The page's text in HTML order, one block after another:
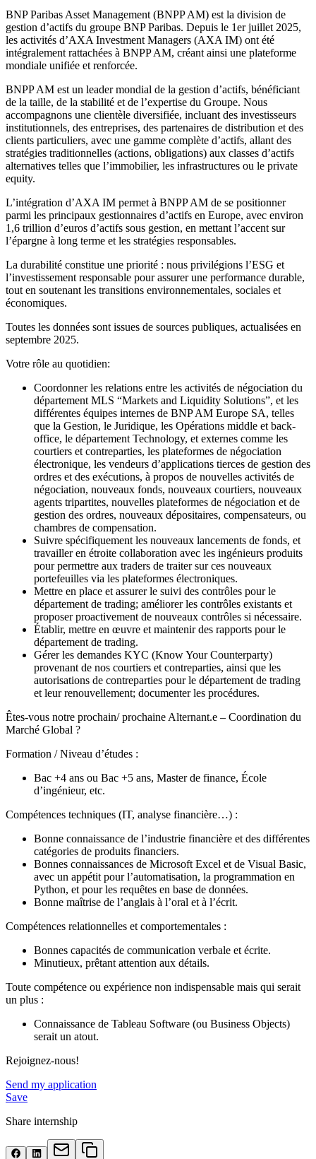
BNP Paribas Asset Management (BNPP AM) est la division de
gestion d’actifs du groupe BNP Paribas. Depuis le 1er juillet 2025,
les activités d’AXA Investment Managers (AXA IM) ont été
intégralement rattachées à BNPP AM, créant ainsi une plateforme
mondiale unifiée et renforcée.
BNPP AM est un leader mondial de la gestion d’actifs, bénéficiant
de la taille, de la stabilité et de l’expertise du Groupe. Nous
accompagnons une clientèle diversifiée, incluant des investisseurs
institutionnels, des entreprises, des partenaires de distribution et des
clients particuliers, avec une gamme complète d’actifs, allant des
stratégies traditionnelles (actions, obligations) aux classes d’actifs
alternatives telles que l’immobilier, les infrastructures ou le private
equity.
L’intégration d’AXA IM permet à BNPP AM de se positionner
parmi les principaux gestionnaires d’actifs en Europe, avec environ
1,6 trillion d’euros d’actifs sous gestion, en mettant l’accent sur
l’épargne à long terme et les stratégies responsables.
La durabilité constitue une priorité : nous privilégions l’ESG et
l’investissement responsable pour assurer une performance durable,
tout en soutenant les transitions environnementales, sociales et
économiques.
Toutes les données sont issues de sources publiques, actualisées en
septembre 2025.
Votre rôle au quotidien:
Coordonner les relations entre les activités de négociation du
département MLS “Markets and Liquidity Solutions”, et les
différentes équipes internes de BNP AM Europe SA, telles
que la Gestion, le Juridique, les Opérations middle et back-
office, le département Technology, et externes comme les
courtiers et contreparties, les plateformes de négociation
électronique, les vendeurs d’applications tierces de gestion des
ordres et des exécutions, à propos de nouvelles activités de
négociation, nouveaux fonds, nouveaux courtiers, nouveaux
agents tripartites, nouvelles plateformes de négociation et de
gestion des ordres, nouveaux dépositaires, compensateurs, ou
chambres de compensation.
Suivre spécifiquement les nouveaux lancements de fonds, et
travailler en étroite collaboration avec les ingénieurs produits
pour permettre aux traders de traiter sur ces nouveaux
portefeuilles via les plateformes électroniques.
Mettre en place et assurer le suivi des contrôles pour le
département de trading; améliorer les contrôles existants et
proposer proactivement de nouveaux contrôles si nécessaire.
Établir, mettre en œuvre et maintenir des rapports pour le
département de trading.
Gérer les demandes KYC (Know Your Counterparty)
provenant de nos courtiers et contreparties, ainsi que les
autorisations de contreparties pour le département de trading
et leur renouvellement; documenter les procédures.
Êtes-vous notre prochain/ prochaine Alternant.e – Coordination du
Marché Global ?
Formation / Niveau d’études :
Bac +4 ans ou Bac +5 ans, Master de finance, École
d’ingénieur, etc.
Compétences techniques (IT, analyse financière…) :
Bonne connaissance de l’industrie financière et des différentes
catégories de produits financiers.
Bonnes connaissances de Microsoft Excel et de Visual Basic,
avec un appétit pour l’automatisation, la programmation en
Python, et pour les requêtes en base de données.
Bonne maîtrise de l’anglais à l’oral et à l’écrit.
Compétences relationnelles et comportementales :
Bonnes capacités de communication verbale et écrite.
Minutieux, prêtant attention aux détails.
Toute compétence ou expérience non indispensable mais qui serait
un plus :
Connaissance de Tableau Software (ou Business Objects)
serait un atout.
Rejoignez-nous!
Send my application
Save
Share internship